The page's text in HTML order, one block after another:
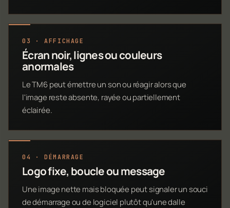
03 · AFFICHAGE
Écran noir, lignes ou couleurs
anormales
Le TM6 peut émettre un son ou réagir alors que
l'image reste absente, rayée ou partiellement
éclairée.
04 · DÉMARRAGE
Logo fixe, boucle ou message
Une image nette mais bloquée peut signaler un souci
de démarrage ou de logiciel plutôt qu'une dalle